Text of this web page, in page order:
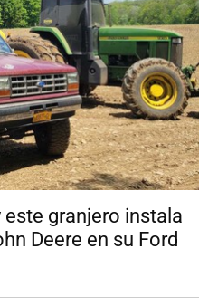
granjero instala
Deere en su Ford